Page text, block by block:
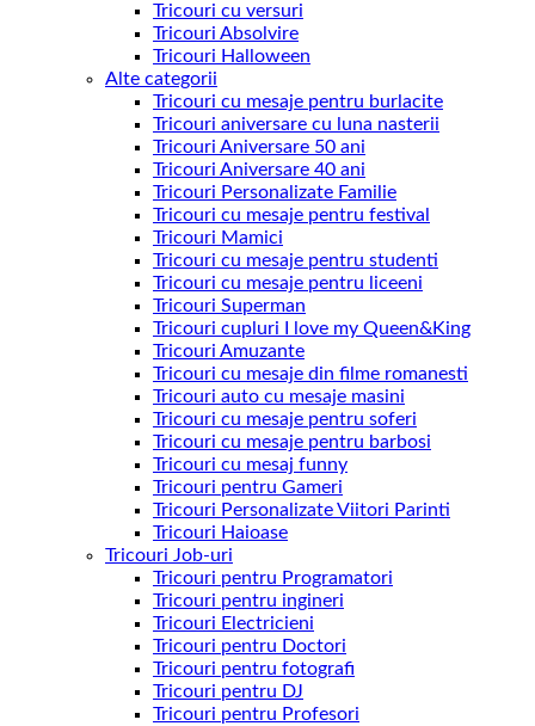
Tricouri cu versuri
Tricouri Absolvire
Tricouri Halloween
Alte categorii
Tricouri cu mesaje pentru burlacite
Tricouri aniversare cu luna nasterii
Tricouri Aniversare 50 ani
Tricouri Aniversare 40 ani
Tricouri Personalizate Familie
Tricouri cu mesaje pentru festival
Tricouri Mamici
Tricouri cu mesaje pentru studenti
Tricouri cu mesaje pentru liceeni
Tricouri Superman
Tricouri cupluri I love my Queen&King
Tricouri Amuzante
Tricouri cu mesaje din filme romanesti
Tricouri auto cu mesaje masini
Tricouri cu mesaje pentru soferi
Tricouri cu mesaje pentru barbosi
Tricouri cu mesaj funny
Tricouri pentru Gameri
Tricouri Personalizate Viitori Parinti
Tricouri Haioase
Tricouri Job-uri
Tricouri pentru Programatori
Tricouri pentru ingineri
Tricouri Electricieni
Tricouri pentru Doctori
Tricouri pentru fotografi
Tricouri pentru DJ
Tricouri pentru Profesori